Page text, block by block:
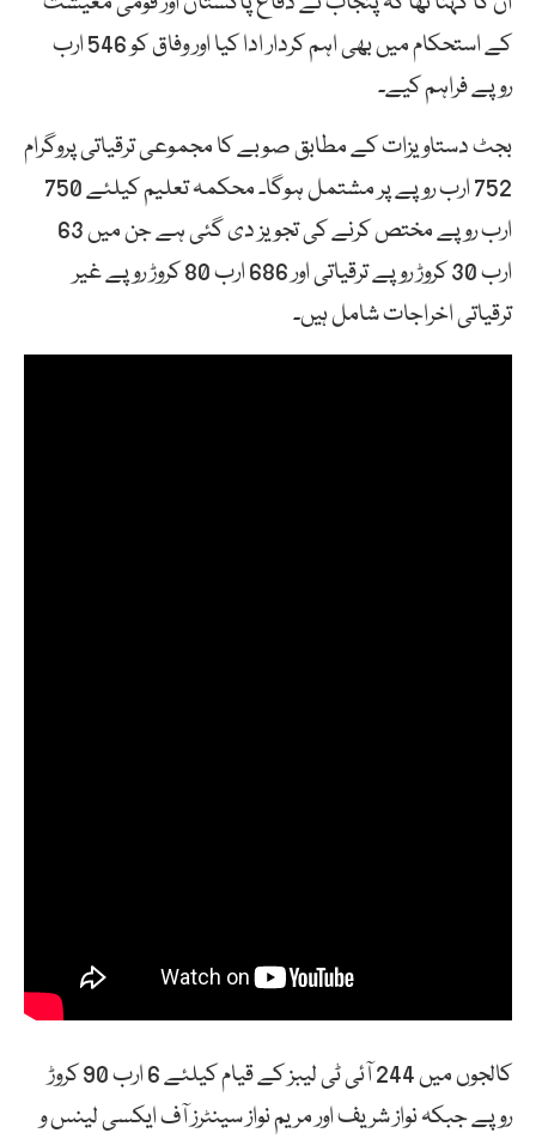
کے استحکام میں بھی اہم کردار ادا کیا اور وفاق کو 546 ارب
روپے فراہم کیے۔
بجٹ دستاویزات کے مطابق صوبے کا مجموعی ترقیاتی پروگرام
752 ارب روپے پر مشتمل ہوگا۔ محکمہ تعلیم کیلئے 750
ارب روپے مختص کرنے کی تجویز دی گئی ہے جن میں 63
ارب 30 کروڑ روپے ترقیاتی اور 686 ارب 80 کروڑ روپے غیر
ترقیاتی اخراجات شامل ہیں۔
کالجوں میں 244 آئی ٹی لیبز کے قیام کیلئے 6 ارب 90 کروڑ
روپے جبکہ نواز شریف اور مریم نواز سینٹرز آف ایکسی لینس و